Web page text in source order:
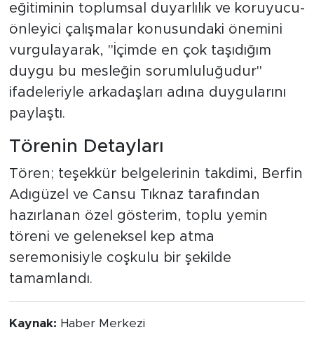
eğitiminin toplumsal duyarlılık ve koruyucu-
önleyici çalışmalar konusundaki önemini
vurgulayarak, "İçimde en çok taşıdığım
duygu bu mesleğin sorumluluğudur"
ifadeleriyle arkadaşları adına duygularını
paylaştı.
Törenin Detayları
Tören; teşekkür belgelerinin takdimi, Berfin
Adıgüzel ve Cansu Tıknaz tarafından
hazırlanan özel gösterim, toplu yemin
töreni ve geleneksel kep atma
seremonisiyle coşkulu bir şekilde
tamamlandı.
Kaynak: Haber Merkezi